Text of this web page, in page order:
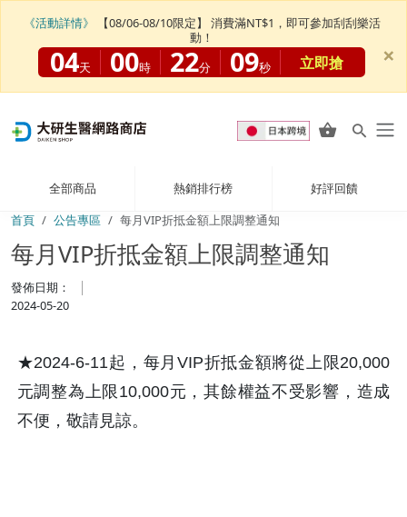
全部商品 熱銷排行榜
好評回饋
首頁
公告專區 每月VIP折抵金額上限調整通知
每月VIP折抵金額上限調整通知
發佈日期：
2024-05-20
★2024-6-11起，每月VIP折抵金額將從上限20,000
元調整為上限10,000元，其餘權益不受影響，造成
不便，敬請見諒。
《活動詳情》
【08/06-08/10限定】 消費滿NT$1，即可參加刮刮樂活
動！
04天 00時 22分 09秒 立即搶 ×